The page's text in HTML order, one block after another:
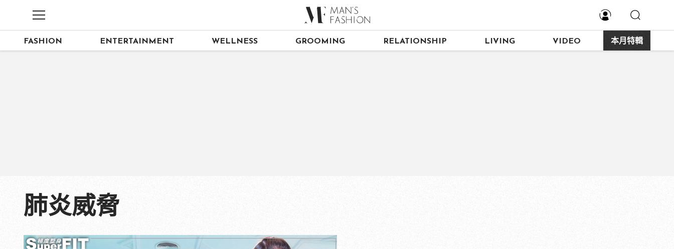
FASHION ENTERTAINMENT WELLNESS GROOMING RELATIONSHIP LIVING VIDEO 本月特輯
肺炎威脅